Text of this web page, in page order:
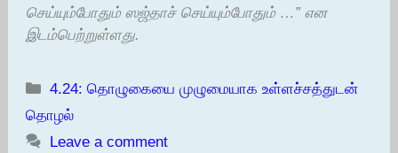
செய்யும்போதும் ஸஜ்தாச் செய்யும்போதும் …” என
இடம்பெற்றுள்ளது.
Categories
4.24: தொழுகையை முழுமையாக உள்ளச்சத்துடன்
தொழல்
Leave a comment